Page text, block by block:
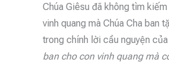
Chúa Giêsu đã không tìm
vinh quang mà Chúa Cha ban
trong chính lời cầu nguyện
ban cho con vinh quang mà